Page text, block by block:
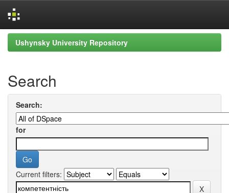
Skip
navigation
Ushynsky University Repository
Search
Search:
for
Current filters: